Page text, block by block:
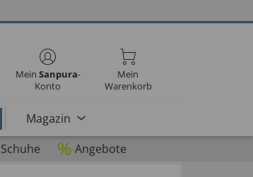
Mein Sanpura-
Konto
Mein
Warenkorb
Magazin
% Angebote